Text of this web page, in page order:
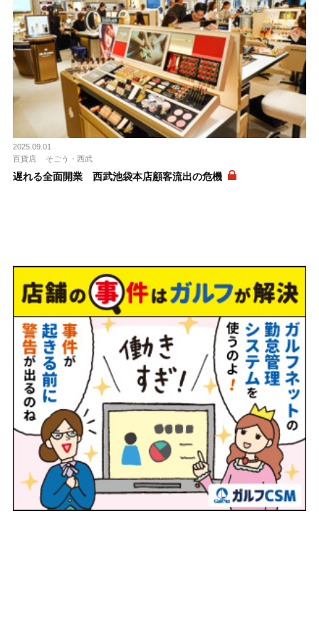
2025.09.01
百貨店
そごう・西武
遅れる全面開業 西武池袋本店顧客流出の危機